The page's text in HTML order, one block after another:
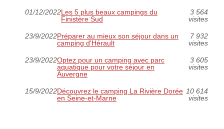
01/12/2022Les 5 plus beaux campings du
Finistère Sud
3 564
visites
23/9/2022Préparer au mieux son séjour dans un
camping d'Hérault
7 932
visites
23/9/2022Optez pour un camping avec parc
aquatique pour votre séjour en
Auvergne
3 605
visites
15/9/2022Découvrez le camping La Rivière Dorée
en Seine-et-Marne
10 614
visites